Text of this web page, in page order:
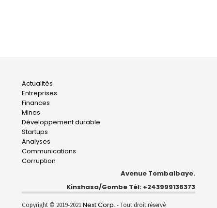
Main
navigation
Actualités
Entreprises
Finances
Mines
Développement durable
Startups
Analyses
Communications
Corruption
Avenue Tombalbaye.
Kinshasa/Gombe Tél: +243999136373
Copyright © 2019-2021Next Corp. - Tout droit réservé